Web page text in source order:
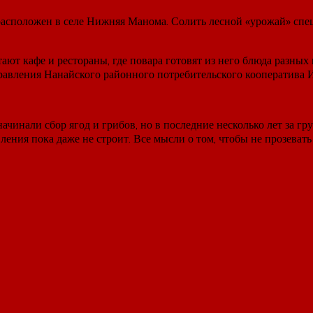
в селе Нижняя Манома. Солить лесной «урожай»
кафе и рестораны, где повара готовят из него блюда
Нанайского районного потребительского
сбор ягод и грибов, но в последние несколько лет за
пока даже не строит. Все мысли о том, чтобы не